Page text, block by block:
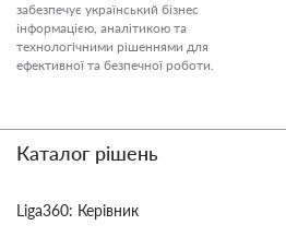
забезпечує український бізнес
інформацією, аналітикою та
технологічними рішеннями для
ефективної та безпечної роботи.
Каталог рішень
Liga360: Керівник